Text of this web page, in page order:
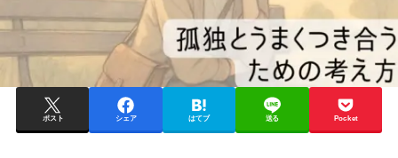
ポスト シェア はてブ 送る Pocket